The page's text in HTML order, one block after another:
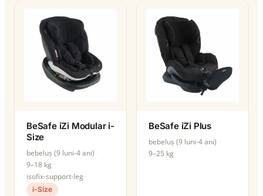
BeSafe iZi Modular i-
Size
bebeluș (9 luni-4 ani)
9–18 kg
isofix-support-leg
i-Size
BeSafe iZi Plus
bebeluș (9 luni-4 ani)
9–25 kg